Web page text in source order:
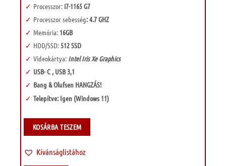
Processzor:i7-1165 G7
Processzor sebesség: 4.7 GHZ
Memória:16GB
HDD/SSD: 512 SSD
Videokártya: Intel Iris Xe Graphics
USB- C , USB 3,1
Bang & Olufsen HANGZÁS!
Telepítve: Igen (Windows 11)
KOSÁRBA TESZEM
Kívánságlistához